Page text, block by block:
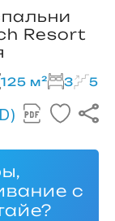
Resort
125 м² 3 5
с